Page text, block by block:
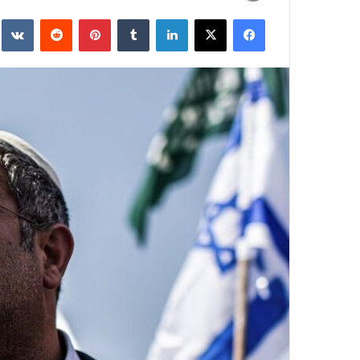
ایمیل
فیسبوکایکس لینکداین تامبلر پینتریستReddit